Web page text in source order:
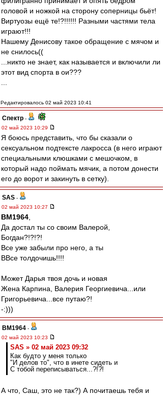
головой и ножкой на сторону соперницы бьёт!
Виртуозы ещё те!?!!!!!! Разными частями тела
играют!!!
Нашему Денисову такое обращение с мячом и
не снилось((
...никто не знает, как называется и включили ли
этот вид спорта в ои???
Редактировалось 02 май 2023 10:41
Спектр -
02 май 2023 10:29
Я боюсь представить, что бы сказали о
сексуальном подтексте лакросса (в него играют
специальными клюшками с мешочком, в
который надо поймать мячик, а потом донести
его до ворот и закинуть в сетку).
SAS -
02 май 2023 10:27
BM1964
Да достал ты со своим Валерой,
Богдан?!?!?!
Все уже забыли про него, а ты
ВВсе толдочишь!!!!
Может Дарья твоя дочь и новая
Жена Карпина, Валерия Георгиевича...или
Григорьевича...все путаю?!
-:)))
BM1964 -
02 май 2023 10:23
SAS » 02 май 2023 09:32
Как будто у меня только
"И делов то", что в инете сидеть и
С тобой переписываться...?!?!
А что, Саш, это не так?) А почитаешь тебя и